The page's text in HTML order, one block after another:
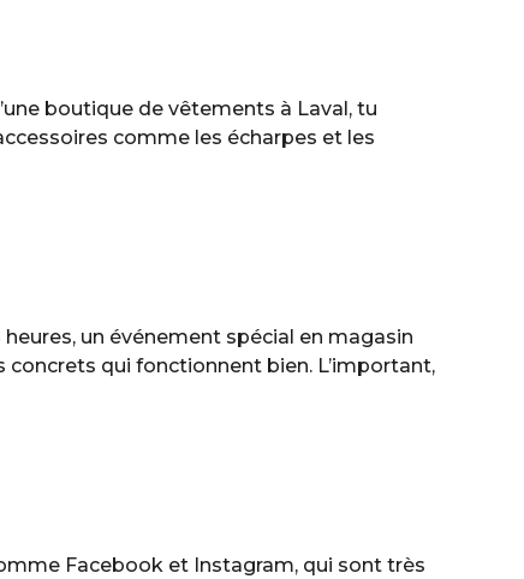
boutique de vêtements à Laval, tu
comme les écharpes et les
un événement spécial en magasin
qui fonctionnent bien. L’important,
Facebook et Instagram, qui sont très